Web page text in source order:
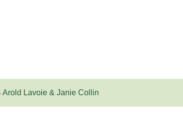
Lavoie & Janie Collin